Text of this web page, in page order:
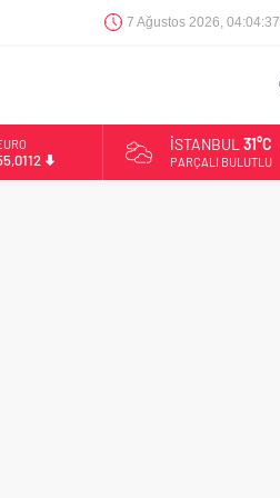
7 Ağustos 2026, 04:04:37
İSTANBUL 31°C
PARÇALI BULUTLU